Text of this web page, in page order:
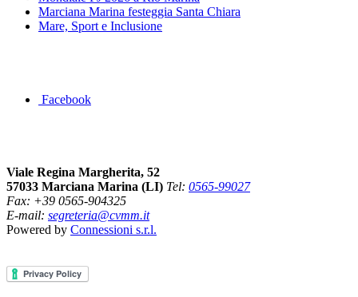
Marciana Marina festeggia Santa Chiara
Mare, Sport e Inclusione
Facebook
Viale Regina Margherita, 52
57033 Marciana Marina (LI) Tel: 0565-99027
Fax: +39 0565-904325
E-mail: segreteria@cvmm.it
Powered by Connessioni s.r.l.